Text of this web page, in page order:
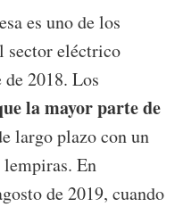
es uno de los
sector eléctrico
2018. Los
la mayor parte de
largo plazo con un
En
de 2019, cuando